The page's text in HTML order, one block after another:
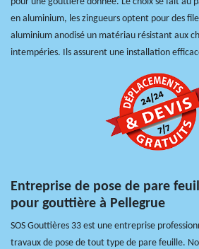
en aluminium, les zingueurs optent pour des
aluminium anodisé un matériau résistant aux
intempéries. Ils assurent une installation
Entreprise de pose de pare
pour gouttière à Pellegrue
SOS Gouttières 33 est une entreprise
travaux de pose de tout type de pare feuille.